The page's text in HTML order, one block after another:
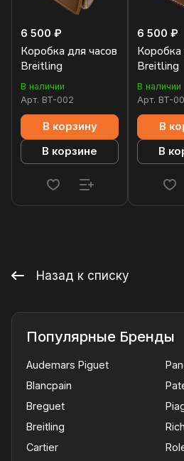
6 500 ₽
Коробка для часов
Breitling
В наличии
Арт. BT-002
В корзину
В корзине
6 500 ₽
Коробка
Breitling
В наличии
Арт. BT-
В
В
Назад к списку
Популярные Бренды
Audemars Piguet
Blancpain
Breguet
Breitling
Cartier